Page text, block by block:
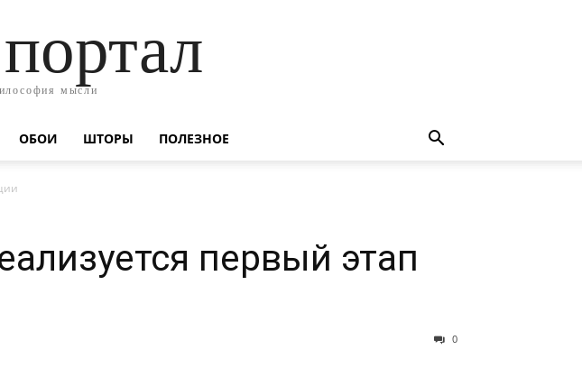
мысли
ОБОИ ШТОРЫ ПОЛЕЗНОЕ
первый этап
0